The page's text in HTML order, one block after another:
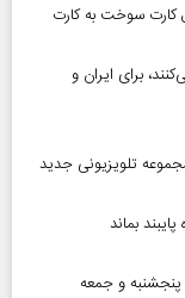
کارت سوخت به کارت
برای ایران و
منحصر‌به‌فردی را از دست دادیم/ پخش ۲ مجموعه تلویزیونی جدید
بماند
پنجشنبه و جمعه